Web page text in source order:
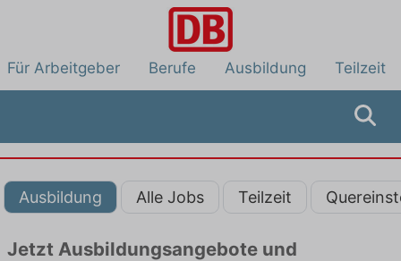
Für Arbeitgeber Berufe Ausbildung Teilzeit
Ausbildung Alle Jobs Teilzeit
Jetzt Ausbildungsangebote und